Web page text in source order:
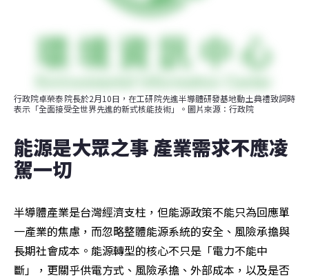
行政院卓榮泰院長於2月10日，在工研院先進半導體研發基地動土典禮致詞時
表示「全面接受全世界先進的新式核能技術」。圖片來源：行政院
能源是大眾之事 產業需求不應凌
駕一切
半導體產業是台灣經濟支柱，但能源政策不能只為回應單
一產業的焦慮，而忽略整體能源系統的安全、風險承擔與
長期社會成本。能源轉型的核心不只是「電力不能中
斷」，更關乎供電方式、風險承擔、外部成本，以及是否